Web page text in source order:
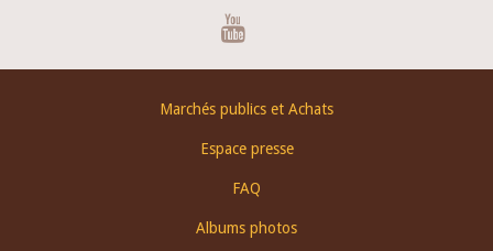
Marchés publics et Achats
Espace presse
FAQ
Albums photos